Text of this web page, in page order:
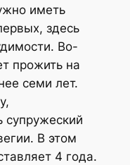
иметь
здесь
Во-
прожить на
семи лет.
супружеский
В этом
4 года.